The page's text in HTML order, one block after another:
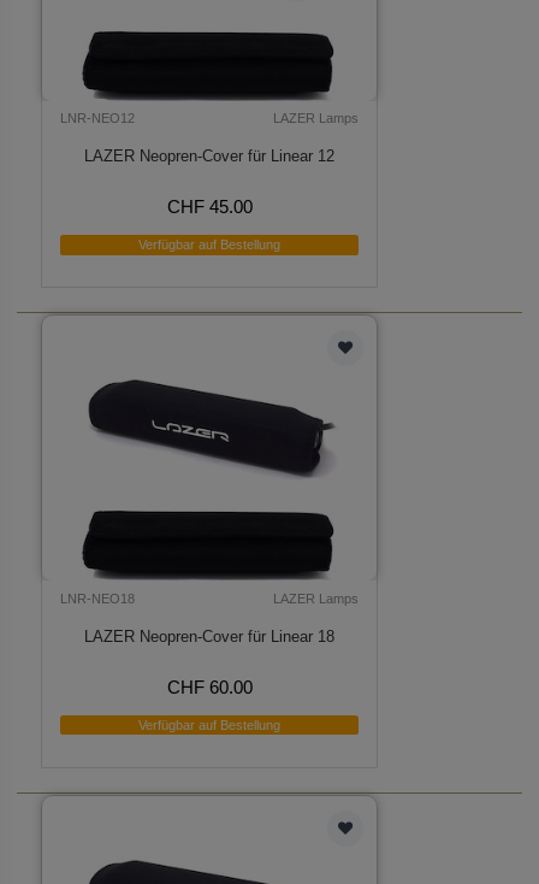
LNR-NEO12 LAZER Lamps
LAZER Neopren-Cover für Linear 12
CHF 45.00
Verfügbar auf Bestellung
LNR-NEO18 LAZER Lamps
LAZER Neopren-Cover für Linear 18
CHF 60.00
Verfügbar auf Bestellung